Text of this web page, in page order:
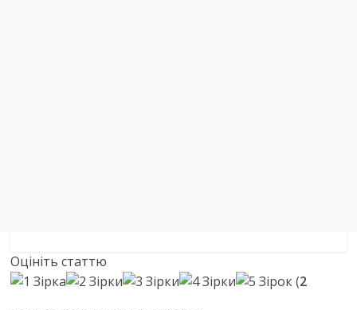
Оцініть статтю
(2